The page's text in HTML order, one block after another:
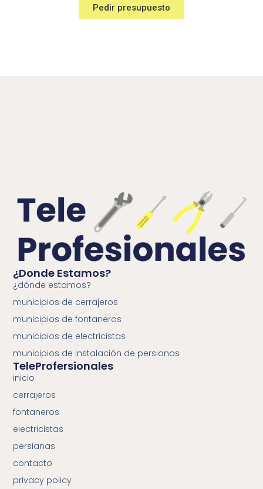
Pedir presupuesto
TeleProfersionales
inicio
cerrajeros
fontaneros
electricistas
persianas
contacto
privacy policy
¿Donde Estamos?
¿dónde estamos?
municipios de cerrajeros
municipios de fontaneros
municipios de electricistas
municipios de instalación de persianas